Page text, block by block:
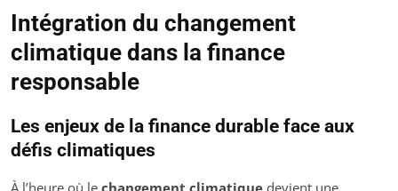
Intégration du changement
climatique dans la finance
responsable
Les enjeux de la finance durable face aux
défis climatiques
À l’heure où le changement climatique devient une